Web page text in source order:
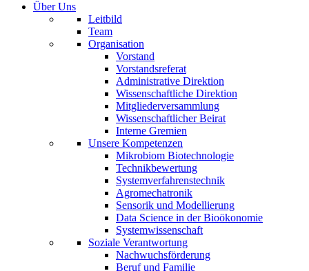
Über Uns
Leitbild
Team
Organisation
Vorstand
Vorstandsreferat
Administrative Direktion
Wissenschaftliche Direktion
Mitgliederversammlung
Wissenschaftlicher Beirat
Interne Gremien
Unsere Kompetenzen
Mikrobiom Biotechnologie
Technikbewertung
Systemverfahrenstechnik
Agromechatronik
Sensorik und Modellierung
Data Science in der Bioökonomie
Systemwissenschaft
Soziale Verantwortung
Nachwuchsförderung
Beruf und Familie